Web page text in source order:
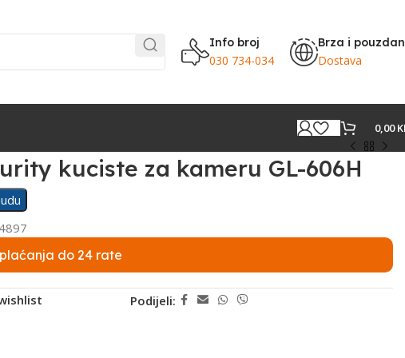
Info broj
030 734-034
Brza i
Dostava
0,00
kuciste za kameru GL-606H
do 24 rate
Podijeli: